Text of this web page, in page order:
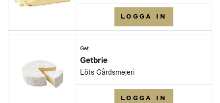
LOGGA IN
Get
Getbrie
Löts Gårdsmejeri
LOGGA IN